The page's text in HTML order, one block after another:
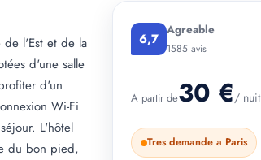
de l'Est et de la
d'une salle
d'un
Wi-Fi
L'hôtel
du bon pied,
6,7 Agreable
1585 avis
A partir de30 €/ nuit
Tres demande a Paris